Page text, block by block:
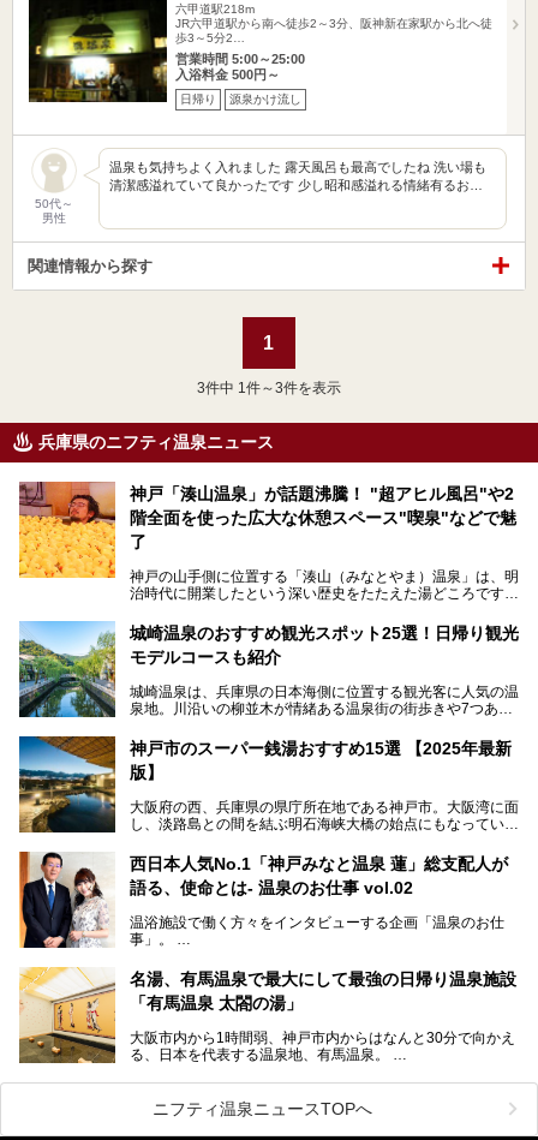
六甲道駅218m
JR六甲道駅から南へ徒歩2～3分、阪神新在家駅から北へ徒
歩3～5分2…
営業時間 5:00～25:00
入浴料金 500円～
日帰り 源泉かけ流し
50代～
男性
温泉も気持ちよく入れました 露天風呂も最高でしたね 洗い場も
清潔感溢れていて良かったです 少し昭和感溢れる情緒有るお…
関連情報から探す
1
3件中 1件～3件を表示
兵庫県のニフティ温泉ニュース
神戸「湊山温泉」が話題沸騰！ "超アヒル風呂"や2
階全面を使った広大な休憩スペース"喫泉"などで魅
了
神戸の山手側に位置する「湊山（みなとやま）温泉」は、明
治時代に開業したという深い歴史をたたえた湯どころです。
っぱいに浮かぶアヒルちゃん。さらに、ゆったりくつろげて
コワーキングも可能な休憩スペースも人気に。斬新な企画や
設備で人々をアッと驚かせる湊山温泉の魅力をリポートしま
城崎温泉のおすすめ観光スポット25選！日帰り観光
モデルコースも紹介
城崎温泉は、兵庫県の日本海側に位置する観光客に人気の温
泉地。川沿いの柳並木が情緒ある温泉街の街歩きや7つある
られています。鉄道の駅から温泉街が近く、歩いて回るのに
ちょうどよい規模で、日帰りでの訪問にもおすすめです。
の観光スポットをピックアップ。温泉やご当地グルメなどを
盛り込んだ日帰り観光モデルコースも紹介しているので、ぜ
神戸市のスーパー銭湯おすすめ15選 【2025年最新
版】
大阪府の西、兵庫県の県庁所在地である神戸市。大阪湾に面
し、淡路島との間を結ぶ明石海峡大橋の始点にもなっていま
華街をはじめ、きらびやかに発展したハーバーランドなど、
人気観光スポットもめじろ押しです。
そして、温泉好きの視点から見ると、神戸市といえば何とい
湯です。そのお湯をリーズナブルに体験できる健康ランドや
スーパー銭湯があったら……。今回はそんな希望に沿う施設
きます！
西日本人気No.1「神戸みなと温泉 蓮」総支配人が
語る、使命とは- 温泉のお仕事 vol.02
温浴施設で働く方々をインタビューする企画「温泉のお仕
事」。
ング西日本1位、2年連続「ベストオブ宿泊賞」に輝いた
「神戸みなと温泉 蓮」の魅力に迫りました！
名湯、有馬温泉で最大にして最強の日帰り温泉施設
「有馬温泉 太閤の湯」
大阪市内から1時間弱、神戸市内からはなんと30分で向かえ
る、日本を代表する温泉地、有馬温泉。
有名な「金泉」と「銀泉」に加え、人工のの炭酸泉まで楽し
める、ある意味「最強」ともいえる施設です。
今回は自慢のお湯をメインにその魅力の数々を紹介します！
ニフティ温泉ニュースTOPへ